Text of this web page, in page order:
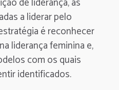
a liderar pelo
é reconhecer
liderança feminina e,
com os quais
identificados.